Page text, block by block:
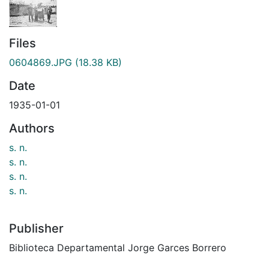
Files
0604869.JPG (18.38 KB)
Date
1935-01-01
Authors
s. n.
s. n.
s. n.
s. n.
Publisher
Biblioteca Departamental Jorge Garces Borrero